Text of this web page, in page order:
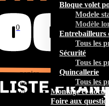
Bloque volet
Modele
Modèle
Entrebailleurs
Tous les
Sécurité
Tous les
Quincallerie
Tous les
Montage et
Foire aux
0
panier
est
vide.